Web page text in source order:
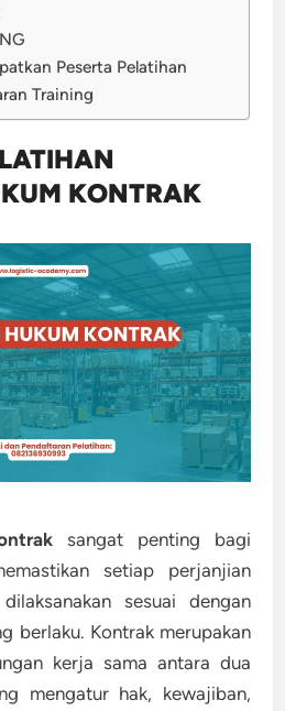
Peserta Pelatihan
Training
KONTRAK
sangat penting bagi
setiap perjanjian
sesuai dengan
berlaku. Kontrak merupakan
kerja sama antara dua
mengatur hak, kewajiban,